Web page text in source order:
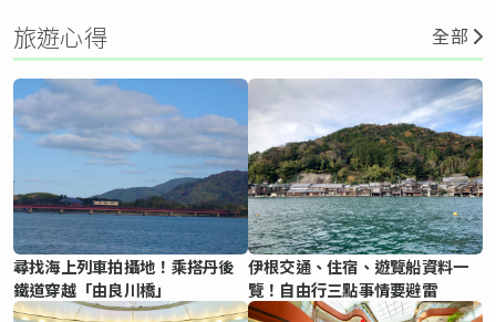
旅遊心得 全部
尋找海上列車拍攝地！乘搭丹後
鐵道穿越「由良川橋」
伊根交通、住宿、遊覽船資料一
覽！自由行三點事情要避雷